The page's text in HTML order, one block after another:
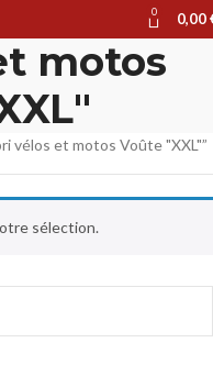
0 0,00
motos
vélos et motos Voûte "XXL"”
sélection.